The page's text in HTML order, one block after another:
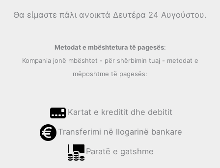
Θα είμαστε πάλι ανοικτά Δευτέρα 24 Αυγούστου.
Metodat e mbështetura të pagesës:
Kompania jonë mbështet - për shërbimin tuaj - metodat e
mëposhtme të pagesës:
Kartat e kreditit dhe debitit
Transferimi në llogarinë bankare
Paratë e gatshme